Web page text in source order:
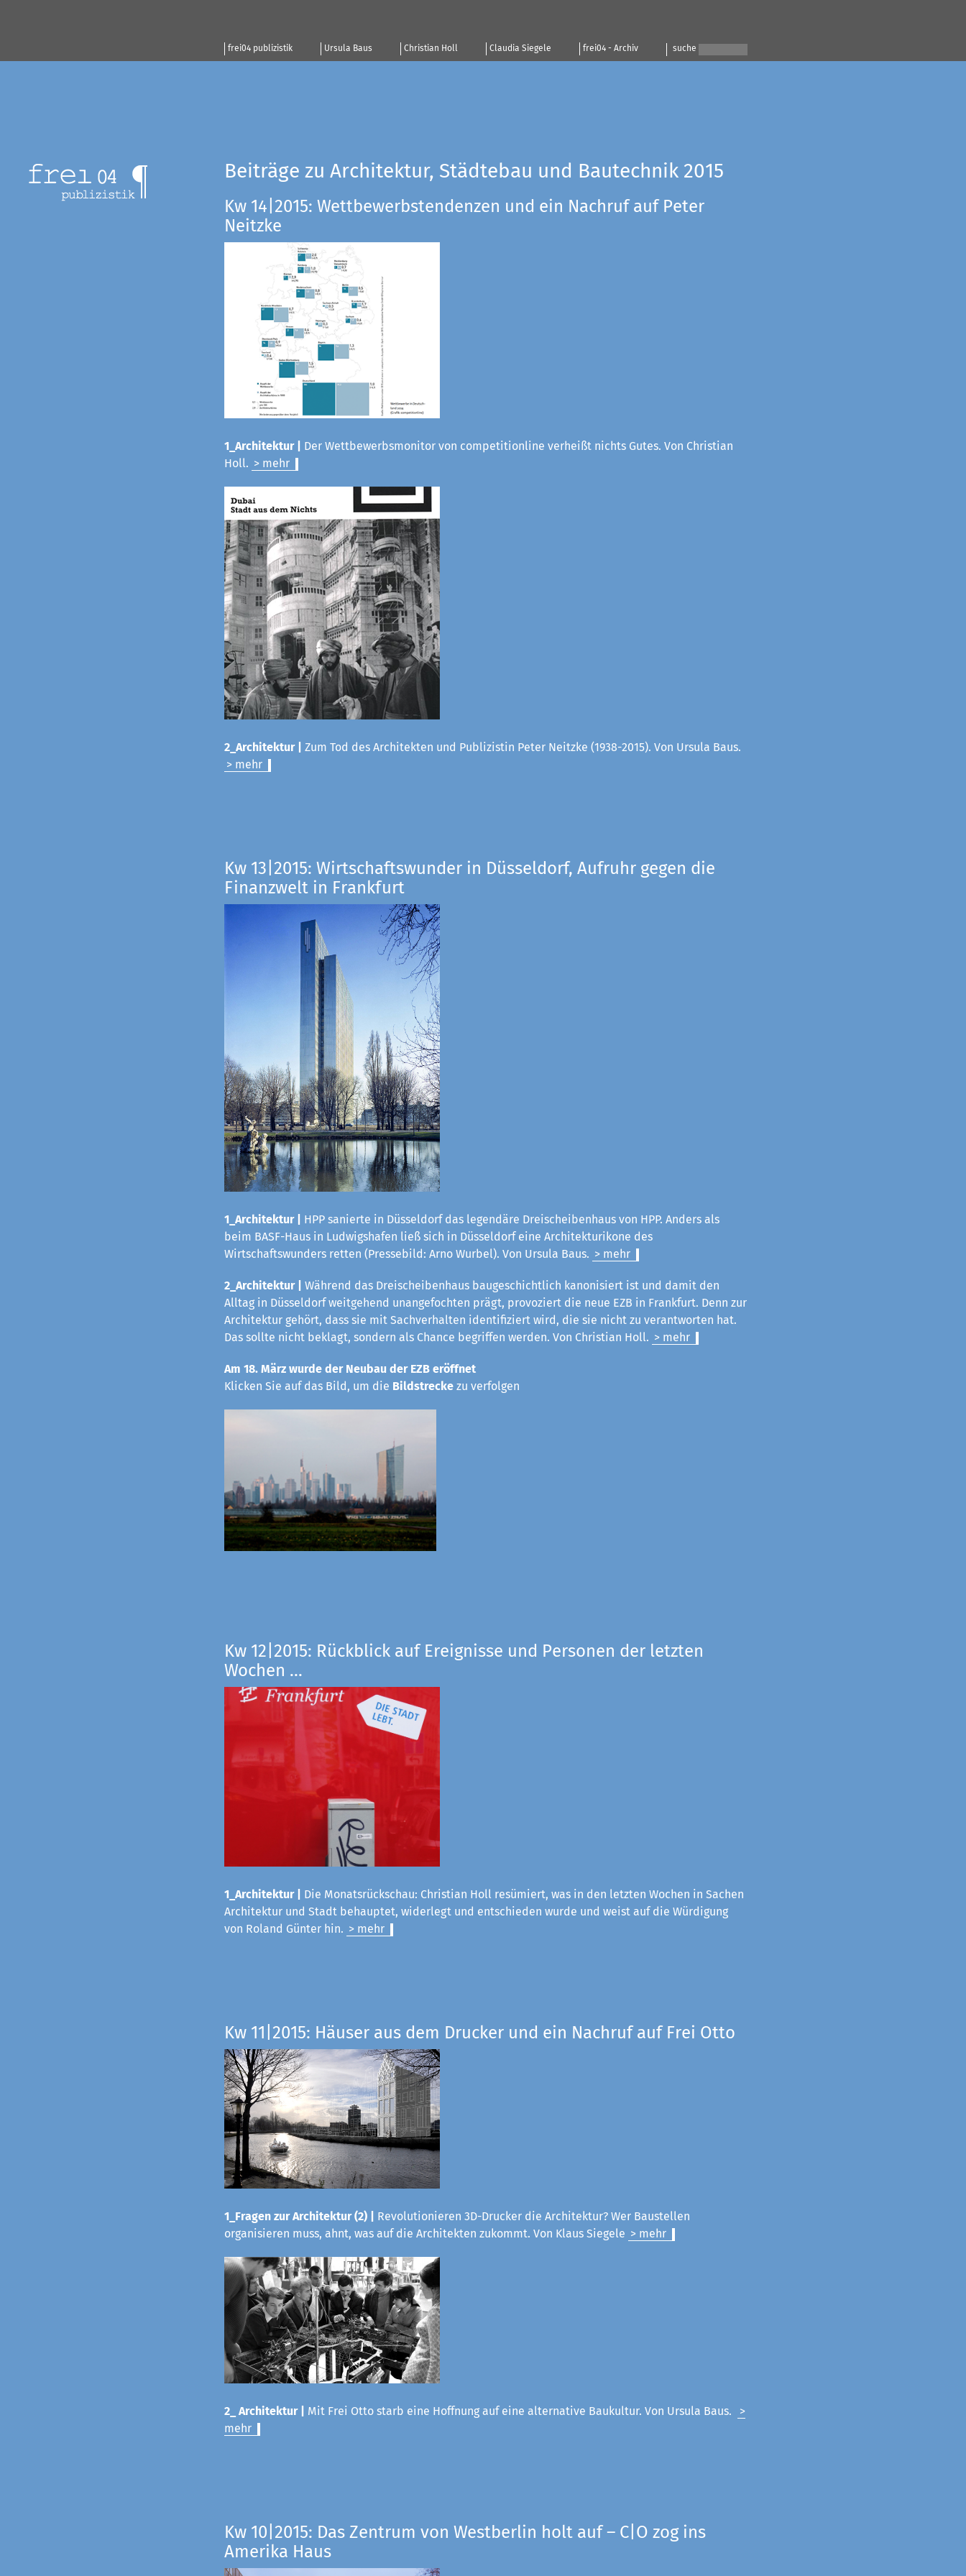
frei04 publizistik Ursula Baus Christian Holl Claudia Siegele frei04 - Archiv suche
Beiträge zu Architektur, Städtebau und Bautechnik 2015
Kw 14|2015: Wettbewerbstendenzen und ein Nachruf auf Peter
Neitzke
1_Architektur |
Der Wettbewerbsmonitor von competitionline verheißt nichts Gutes. Von Christian
Holl. > mehr
2_Architektur |
Zum Tod des Architekten und Publizistin Peter Neitzke (1938-2015). Von Ursula Baus.
> mehr
Kw 13|2015: Wirtschaftswunder in Düsseldorf, Aufruhr gegen die
Finanzwelt in Frankfurt
1_Architektur |
HPP sanierte in Düsseldorf das legendäre Dreischeibenhaus von HPP. Anders als
beim BASF-Haus in Ludwigshafen ließ sich in Düsseldorf eine Architekturikone des
Wirtschaftswunders retten (Pressebild: Arno Wurbel). Von Ursula Baus. > mehr
2_Architektur |
Während das Dreischeibenhaus baugeschichtlich kanonisiert ist und damit den
Alltag in Düsseldorf weitgehend unangefochten prägt, provoziert die neue EZB in Frankfurt. Denn zur
Architektur gehört, dass sie mit Sachverhalten identifiziert wird, die sie nicht zu verantworten hat.
Das sollte nicht beklagt, sondern als Chance begriffen werden. Von Christian Holl. > mehr
Am 18. März wurde der Neubau der EZB eröffnet
Klicken Sie auf das Bild, um die Bildstrecke zu verfolgen
Kw 12|2015: Rückblick auf Ereignisse und Personen der letzten
Wochen ...
1_Architektur|
Die Monatsrückschau: Christian Holl resümiert, was in den letzten Wochen in Sachen
Architektur und Stadt behauptet, widerlegt und entschieden wurde und weist auf die Würdigung
von Roland Günter hin. > mehr
Kw 11|2015: Häuser aus dem Drucker und ein Nachruf auf Frei Otto
1_Fragen zur Architektur (2) |
Revolutionieren 3D-Drucker die Architektur? Wer Baustellen
organisieren muss, ahnt, was auf die Architekten zukommt. Von Klaus Siegele > mehr
2_ Architektur | Mit Frei Otto starb eine Hoffnung auf eine alternative Baukultur. Von Ursula Baus.
>
mehr
Kw 10|2015: Das Zentrum von Westberlin holt auf – C|O zog ins
Amerika Haus